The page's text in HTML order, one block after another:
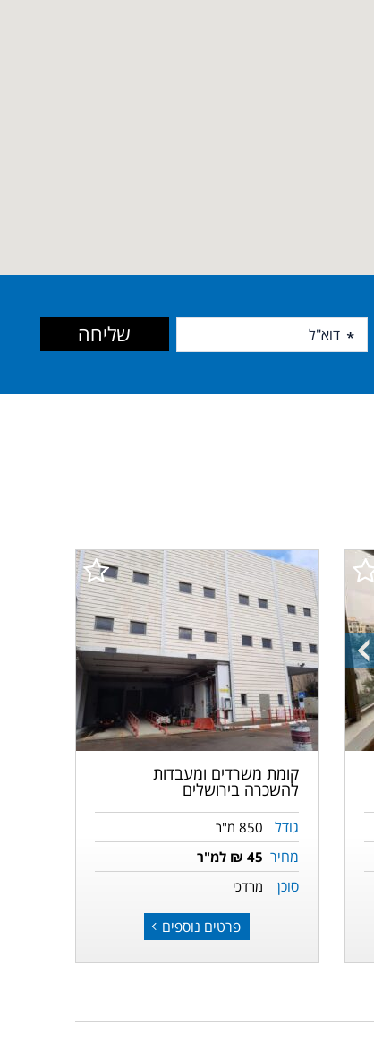
שליחה
התמונה
הקודמת
קומת משרדים ומעבדות
להשכרה בירושלים
גודל 850 מ"ר
מחיר 45 ₪ למ"ר
סוכן מרדכי
פרטים נוספים